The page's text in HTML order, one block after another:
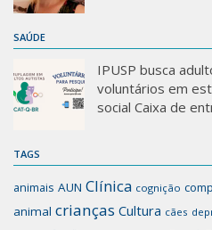
SAÚDE
IPUSP busca
voluntários em
social Caixa de
TAGS
animais AUN Clínica cognição
animal crianças Cultura cães